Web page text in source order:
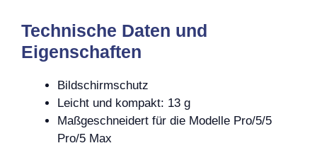
Technische Daten und
Eigenschaften
Bildschirmschutz
Leicht und kompakt: 13 g
Maßgeschneidert für die Modelle Pro/5/5
Pro/5 Max